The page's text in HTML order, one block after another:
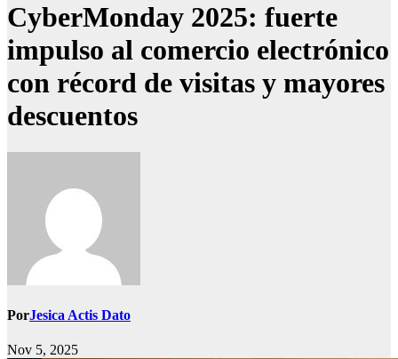
CyberMonday 2025: fuerte
impulso al comercio electrónico
con récord de visitas y mayores
descuentos
PorJesica Actis Dato
Nov 5, 2025